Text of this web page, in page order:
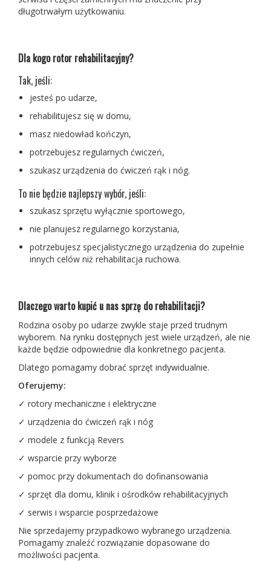
długotrwałym użytkowaniu.
Dla kogo rotor rehabilitacyjny?
Tak, jeśli:
jesteś po udarze,
rehabilitujesz się w domu,
masz niedowład kończyn,
potrzebujesz regularnych ćwiczeń,
szukasz urządzenia do ćwiczeń rąk i nóg.
To nie będzie najlepszy wybór, jeśli:
szukasz sprzętu wyłącznie sportowego,
nie planujesz regularnego korzystania,
potrzebujesz specjalistycznego urządzenia do zupełnie
innych celów niż rehabilitacja ruchowa.
Dlaczego warto kupić u nas sprzę do rehabilitacji?
Rodzina osoby po udarze zwykle staje przed trudnym
wyborem. Na rynku dostępnych jest wiele urządzeń, ale nie
każde będzie odpowiednie dla konkretnego pacjenta.
Dlatego pomagamy dobrać sprzęt indywidualnie.
Oferujemy:
✓ rotory mechaniczne i elektryczne
✓ urządzenia do ćwiczeń rąk i nóg
✓ modele z funkcją Revers
✓ wsparcie przy wyborze
✓ pomoc przy dokumentach do dofinansowania
✓ sprzęt dla domu, klinik i ośrodków rehabilitacyjnych
✓ serwis i wsparcie posprzedażowe
Nie sprzedajemy przypadkowo wybranego urządzenia.
Pomagamy znaleźć rozwiązanie dopasowane do
możliwości pacjenta.